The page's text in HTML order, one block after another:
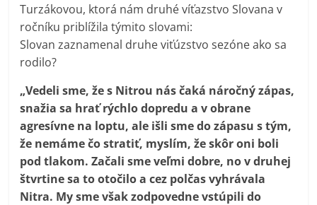
Turzákovou, ktorá nám druhé víťazstvo Slovana v
ročníku priblížila týmito slovami:
Slovan zaznamenal druhe viťúzstvo sezóne ako sa
rodilo?
„Vedeli sme, že s Nitrou nás čaká náročný zápas,
snažia sa hrať rýchlo dopredu a v obrane
agresívne na loptu, ale išli sme do zápasu s tým,
že nemáme čo stratiť, myslím, že skôr oni boli
pod tlakom. Začali sme veľmi dobre, no v druhej
štvrtine sa to otočilo a cez polčas vyhrávala
Nitra. My sme však zodpovedne vstúpili do